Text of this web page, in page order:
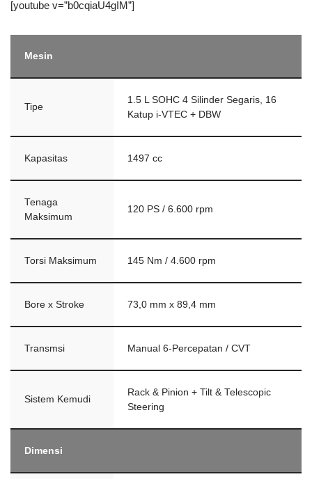
[youtube v=”b0cqiaU4gIM”]
Mesin
Tipe
1.5 L SOHC 4 Silinder Segaris, 16
Katup i-VTEC + DBW
Kapasitas 1497 cc
Tenaga
Maksimum
120 PS / 6.600 rpm
Torsi Maksimum 145 Nm / 4.600 rpm
Bore x Stroke 73,0 mm x 89,4 mm
Transmsi Manual 6-Percepatan / CVT
Sistem Kemudi
Rack & Pinion + Tilt & Telescopic
Steering
Dimensi